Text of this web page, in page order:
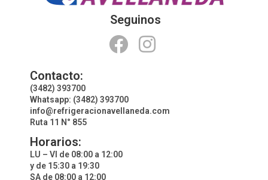
Seguinos
Contacto:
(3482) 393700
Whatsapp: (3482) 393700
info@refrigeracionavellaneda.com
Ruta 11 N° 855
Horarios:
LU – VI de 08:00 a 12:00
y de 15:30 a 19:30
SA de 08:00 a 12:00